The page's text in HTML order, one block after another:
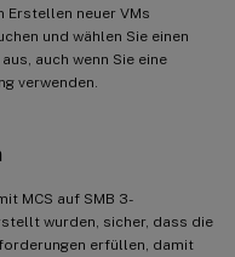
Erstellen neuer VMs
und wählen Sie einen
auch wenn Sie eine
verwenden.
MCS auf SMB 3-
wurden, sicher, dass die
erfüllen, damit